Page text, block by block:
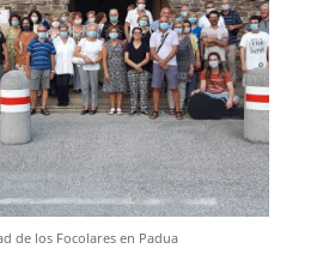
de los Focolares en Padua